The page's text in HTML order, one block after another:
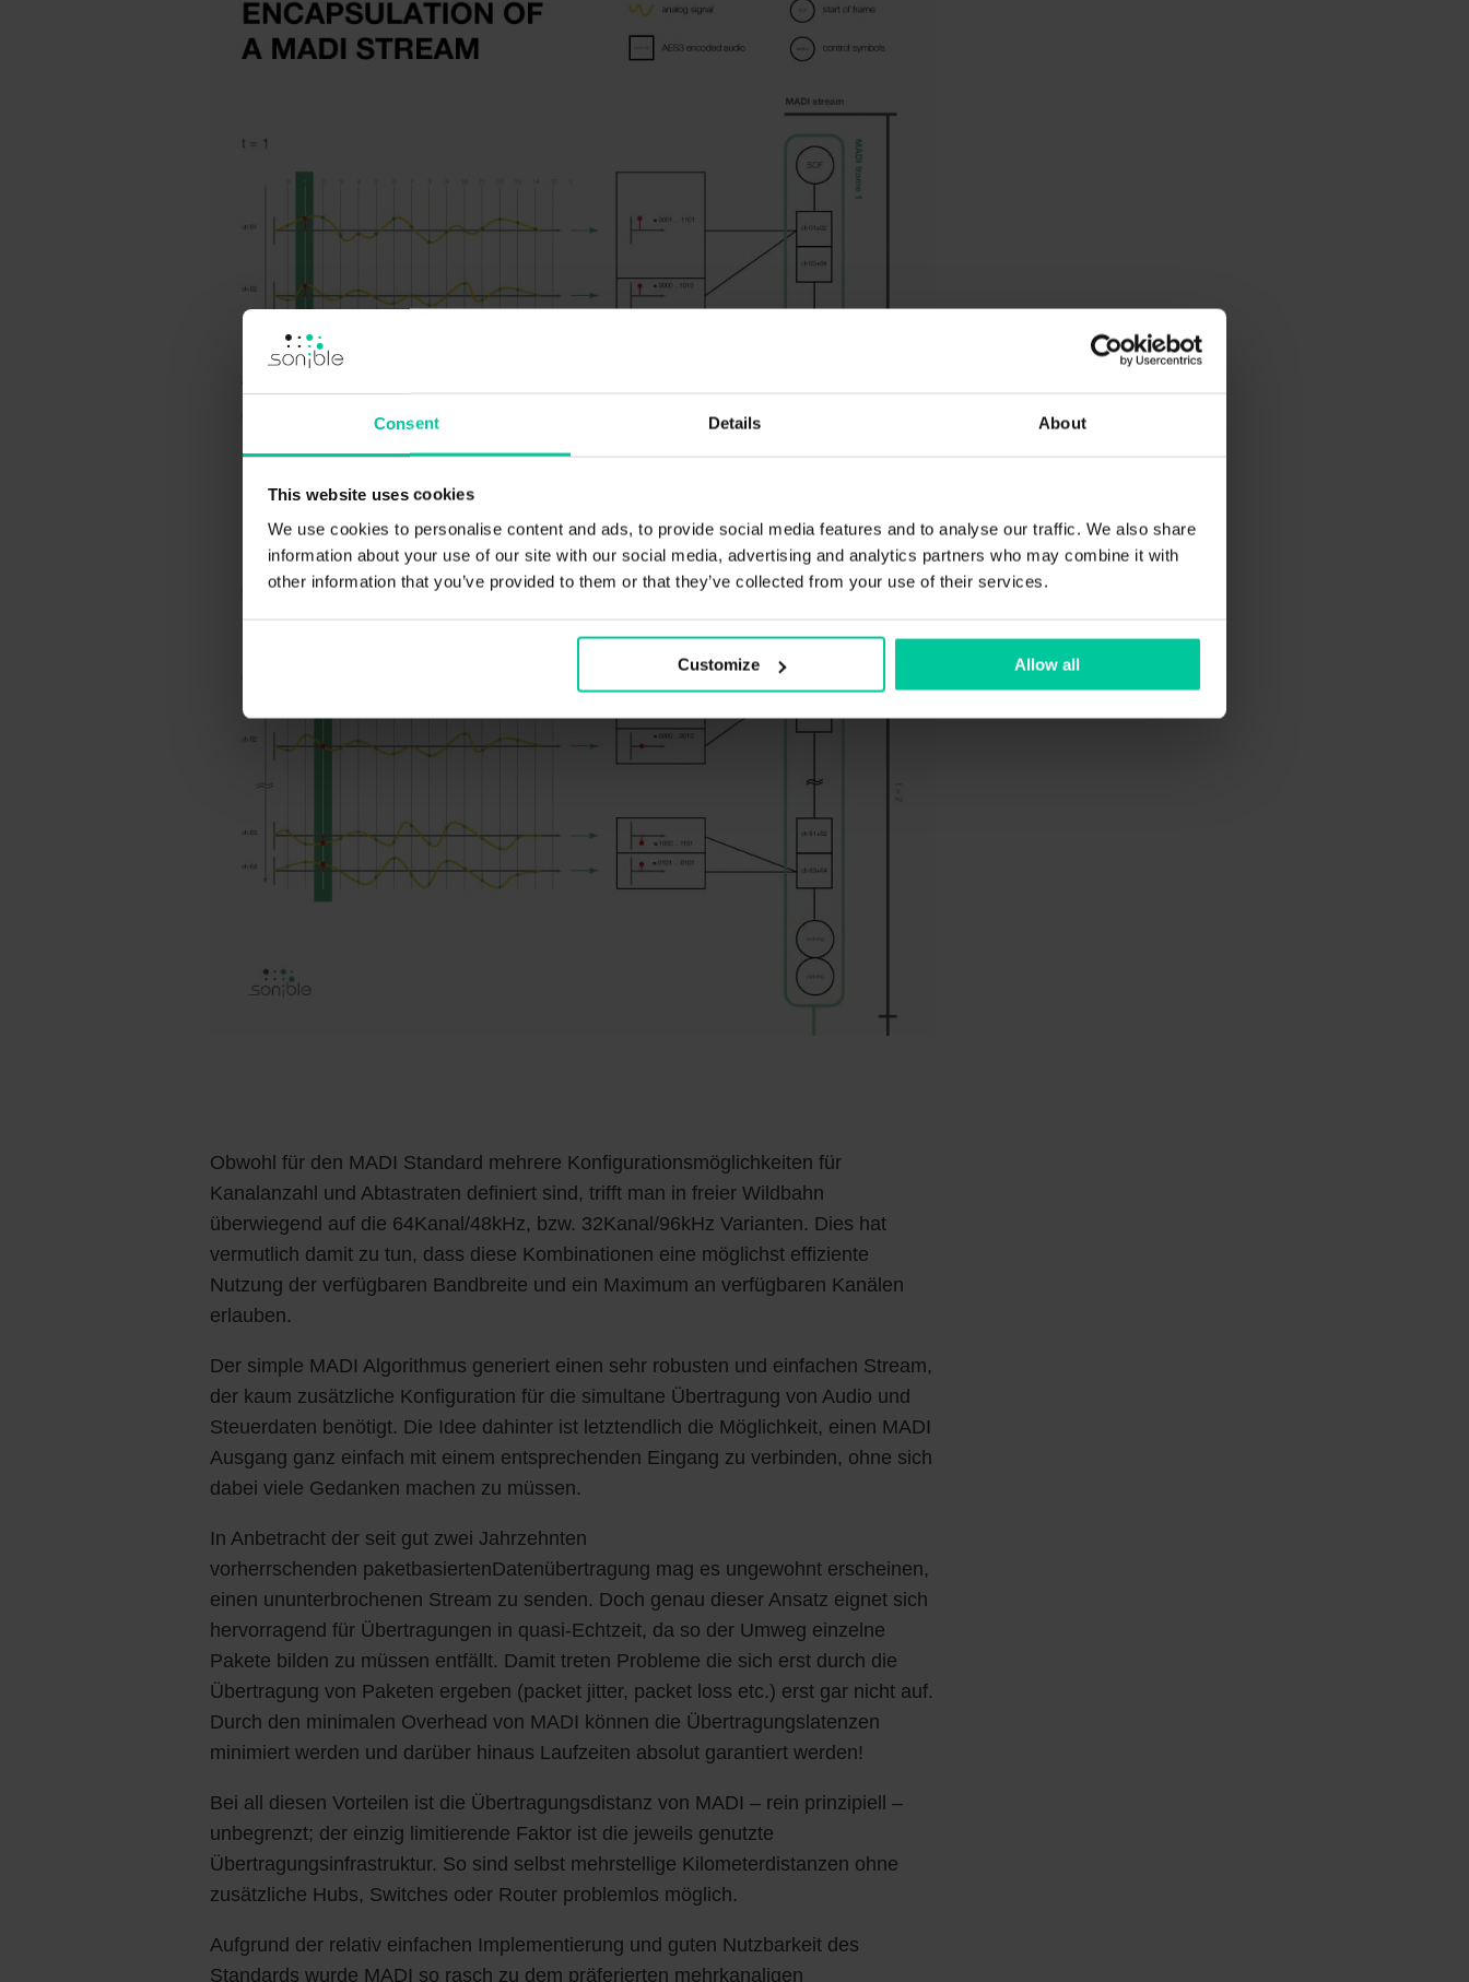
Consent Details About
This website uses cookies
We use cookies to personalise content and ads, to provide social media features and to analyse our traffic. We also share
information about your use of our site with our social media, advertising and analytics partners who may combine it with
other information that you’ve provided to them or that they’ve collected from your use of their services.
Customize Allow all
Obwohl für den MADI Standard mehrere Konfigurationsmöglichkeiten für
Kanalanzahl und Abtastraten definiert sind, trifft man in freier Wildbahn
überwiegend auf die 64Kanal/48kHz, bzw. 32Kanal/96kHz Varianten. Dies hat
vermutlich damit zu tun, dass diese Kombinationen eine möglichst effiziente
Nutzung der verfügbaren Bandbreite und ein Maximum an verfügbaren Kanälen
erlauben.
Der simple MADI Algorithmus generiert einen sehr robusten und einfachen Stream,
der kaum zusätzliche Konfiguration für die simultane Übertragung von Audio und
Steuerdaten benötigt. Die Idee dahinter ist letztendlich die Möglichkeit, einen MADI
Ausgang ganz einfach mit einem entsprechenden Eingang zu verbinden, ohne sich
dabei viele Gedanken machen zu müssen.
In Anbetracht der seit gut zwei Jahrzehnten
vorherrschenden paketbasiertenDatenübertragung mag es ungewohnt erscheinen,
einen ununterbrochenen Stream zu senden. Doch genau dieser Ansatz eignet sich
hervorragend für Übertragungen in quasi-Echtzeit, da so der Umweg einzelne
Pakete bilden zu müssen entfällt. Damit treten Probleme die sich erst durch die
Übertragung von Paketen ergeben (packet jitter, packet loss etc.) erst gar nicht auf.
Durch den minimalen Overhead von MADI können die Übertragungslatenzen
minimiert werden und darüber hinaus Laufzeiten absolut garantiert werden!
Bei all diesen Vorteilen ist die Übertragungsdistanz von MADI – rein prinzipiell –
unbegrenzt; der einzig limitierende Faktor ist die jeweils genutzte
Übertragungsinfrastruktur. So sind selbst mehrstellige Kilometerdistanzen ohne
zusätzliche Hubs, Switches oder Router problemlos möglich.
Aufgrund der relativ einfachen Implementierung und guten Nutzbarkeit des
Standards wurde MADI so rasch zu dem präferierten mehrkanaligen